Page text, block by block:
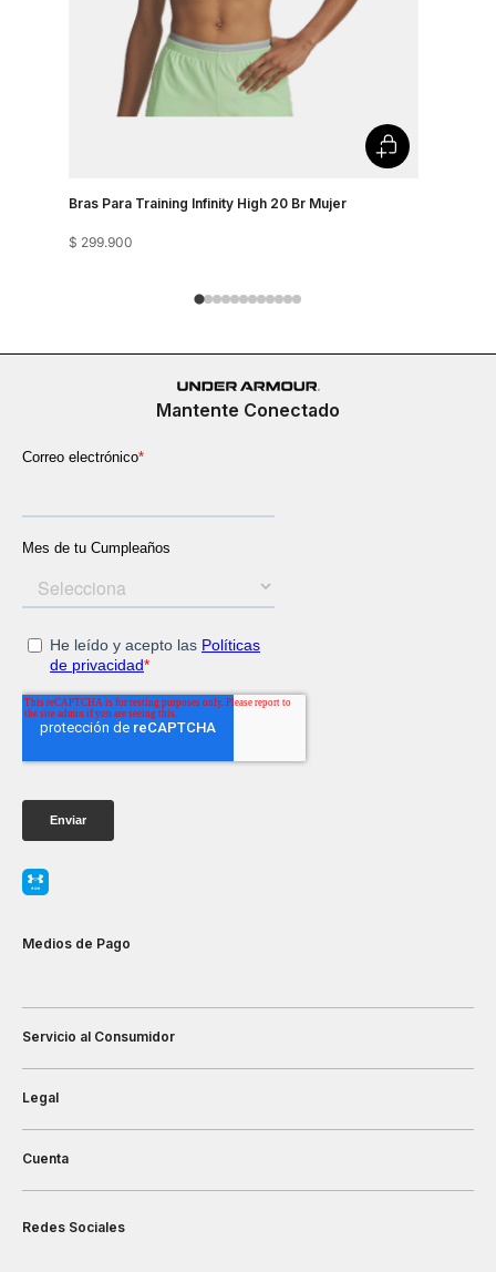
Bras Para Training Infinity High 20 Br Mujer
$ 299.900
Mantente Conectado
Medios de Pago
Servicio al Consumidor
Legal
Cuenta
Redes Sociales